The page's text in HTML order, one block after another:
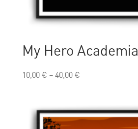
My Hero Academia
10,00€ –40,00€